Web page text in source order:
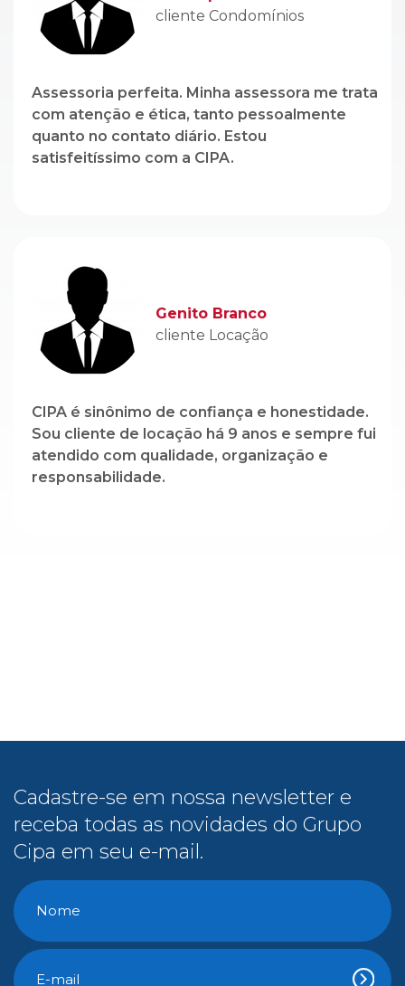
cliente Condomínios
Assessoria perfeita. Minha assessora me trata
com atenção e ética, tanto pessoalmente
quanto no contato diário. Estou
satisfeitíssimo com a CIPA.
Genito Branco
cliente Locação
CIPA é sinônimo de confiança e honestidade.
Sou cliente de locação há 9 anos e sempre fui
atendido com qualidade, organização e
responsabilidade.
Cadastre-se em nossa newsletter e
receba todas as novidades do Grupo
Cipa em seu e-mail.